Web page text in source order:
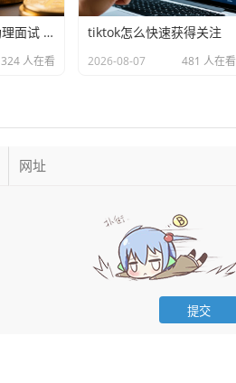
tiktok跨境电商助理面试 的延伸长尾关键词有哪些
324 人在看
tiktok怎么快速获得关注
2026-08-07 481 人在看